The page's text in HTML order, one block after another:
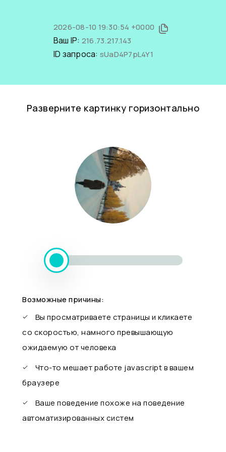
2026-08-10 19:30:54 +0000
Ваш IP: 216.73.217.143
ID запроса: sUaD4P7pL4Y1
Разверните картинку горизонтально
Возможные причины:
Вы просматриваете страницы и кликаете
со скоростью, намного превышающую
ожидаемую от человека
Что-то мешает работе javascript в вашем
браузере
Ваше поведение похоже на поведение
автоматизированных систем